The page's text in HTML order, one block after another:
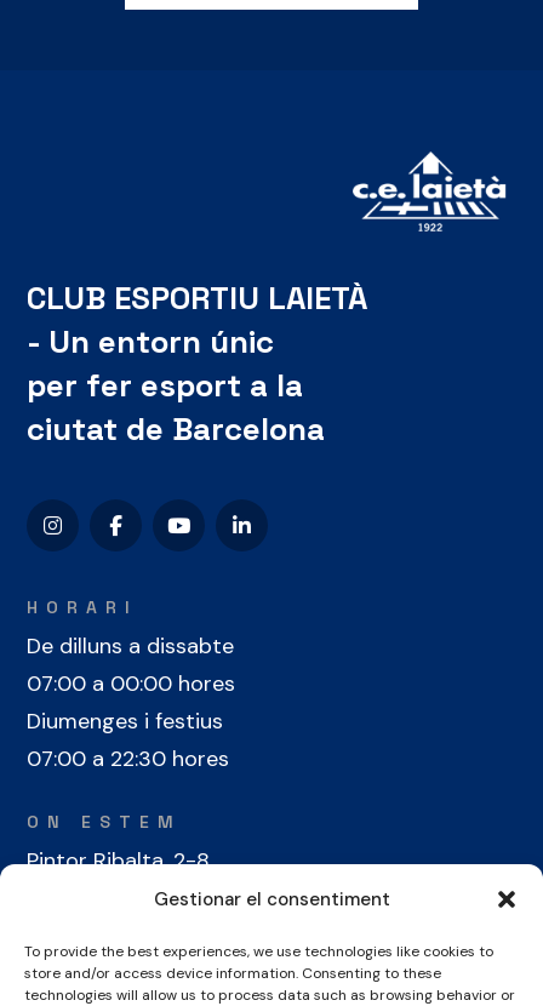
Gestionar el consentiment
To provide the best experiences, we use technologies like cookies to
store and/or access device information. Consenting to these
technologies will allow us to process data such as browsing behavior or
CLUB ESPORTIU LAIETÀ
- Un entorn únic
per fer esport a la
ciutat de Barcelona
HORARI
De dilluns a dissabte
07:00 a 00:00 hores
Diumenges i festius
07:00 a 22:30 hores
ON ESTEM
Pintor Ribalta, 2-8
08028 Barcelona
CONTACTE
+34 934 486 350